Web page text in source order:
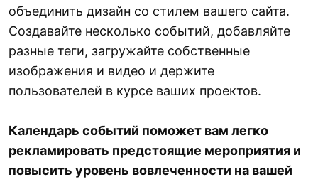
объединить дизайн со стилем вашего сайта.
Создавайте несколько событий, добавляйте
разные теги, загружайте собственные
изображения и видео и держите
пользователей в курсе ваших проектов.
Календарь событий поможет вам легко
рекламировать предстоящие мероприятия и
повысить уровень вовлеченности на вашей